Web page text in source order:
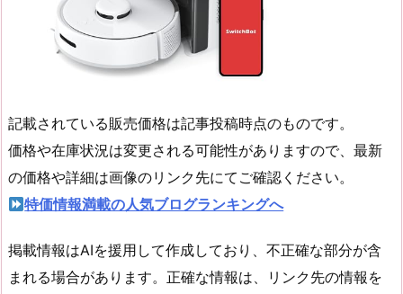
記載されている販売価格は記事投稿時点のものです。
価格や在庫状況は変更される可能性がありますので、最新
の価格や詳細は画像のリンク先にてご確認ください。
特価情報満載の人気ブログランキングへ
掲載情報はAIを援用して作成しており、不正確な部分が含
まれる場合があります。正確な情報は、リンク先の情報を